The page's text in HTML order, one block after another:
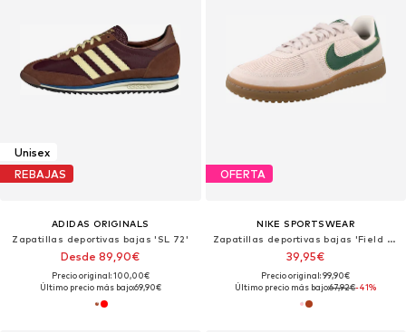
Unisex
REBAJAS
ADIDAS ORIGINALS
Zapatillas deportivas bajas 'SL 72'
Desde 89,90€
Precio original: 100,00€
Último precio más bajo:69,90€
OFERTA
NIKE SPORTSWEAR
Zapatillas deportivas bajas 'Field General'
39,95€
Precio original: 99,90€
Último precio más bajo:67,92€-41%